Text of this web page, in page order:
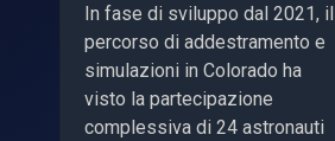
In fase di sviluppo dal 2021, il
percorso di addestramento e
simulazioni in Colorado ha
visto la partecipazione
complessiva di 24 astronauti